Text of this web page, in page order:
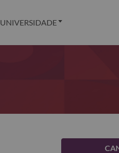
UNIVERSIDADE